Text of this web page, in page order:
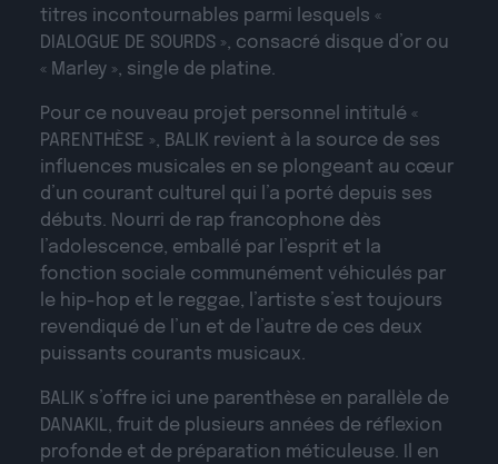
titres incontournables parmi lesquels «
DIALOGUE DE SOURDS », consacré disque d’or ou
« Marley », single de platine.
Pour ce nouveau projet personnel intitulé «
PARENTHÈSE », BALIK revient à la source de ses
influences musicales en se plongeant au cœur
d’un courant culturel qui l’a porté depuis ses
débuts. Nourri de rap francophone dès
l’adolescence, emballé par l’esprit et la
fonction sociale communément véhiculés par
le hip-hop et le reggae, l’artiste s’est toujours
revendiqué de l’un et de l’autre de ces deux
puissants courants musicaux.
BALIK s’offre ici une parenthèse en parallèle de
DANAKIL, fruit de plusieurs années de réflexion
profonde et de préparation méticuleuse. Il en